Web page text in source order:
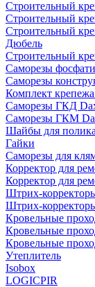
Строительный
Строительный
Строительный
Дюбель
Строительный
Саморeзы
Саморезы
Комплект
Саморезы ГКД
Саморезы ГКМ
Шайбы для
Гайки
Саморезы для
Корректор для
Корректор для
Штрих-
Штрих-
Кровельные
Кровельные
Кровельные
Утеплитель
Isobox
LOGICPIR